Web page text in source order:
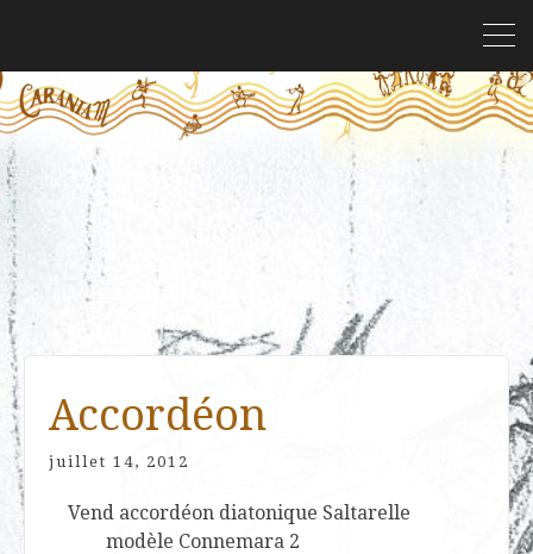
Accordéon
juillet 14, 2012
Vend accordéon diatonique Saltarelle
modèle Connemara 2